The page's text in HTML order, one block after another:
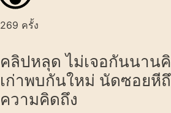
ขอมาซอยหน่อยนึกถึ
เด้ากันจับบีบนอนขึ้นข
ไห้ไม่ไหวแล้วจับกดก